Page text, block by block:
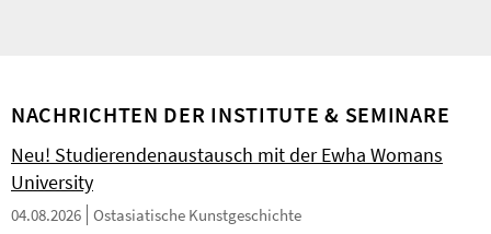
NACHRICHTEN DER INSTITUTE & SEMINARE
Neu! Studierendenaustausch mit der Ewha Womans
University
04.08.2026 Ostasiatische Kunstgeschichte